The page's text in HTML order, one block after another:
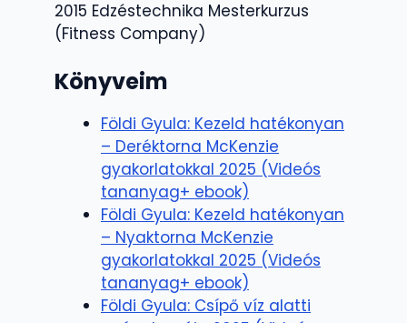
2015 Edzéstechnika Mesterkurzus
(Fitness Company)
Könyveim
Földi Gyula: Kezeld hatékonyan
– Deréktorna McKenzie
gyakorlatokkal 2025 (Videós
tananyag+ ebook)
Földi Gyula: Kezeld hatékonyan
– Nyaktorna McKenzie
gyakorlatokkal 2025 (Videós
tananyag+ ebook)
Földi Gyula: Csípő víz alatti